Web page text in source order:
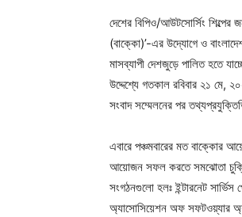
দেশের বিপিও/আউটসোর্সিং শিল্পের
(বাক্কো)’-এর উদ্যোগে ও
মাসব্যাপী দেশজুড়ে পালিত হতে
উদ্দেশ্যে গতকাল রবিবার ২১ মে,
সংবাদ সম্মেলনের পর
এবারে পঞ্চমবারের মত বাক্কোর
আয়োজন সফল করতে সমঝোতা চুক্তি
সংগঠনগুলো হলঃ ইন্টারনেট
অ্যাসোসিয়েশন অফ সফটওয়্যার